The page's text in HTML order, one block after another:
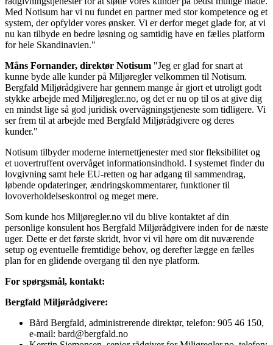
Med Notisum har vi nu fundet en partner med stor kompetence og et
system, der opfylder vores ønsker. Vi er derfor meget glade for, at vi
nu kan tilbyde en bedre løsning og samtidig have en fælles platform
for hele Skandinavien."
Måns Fornander, direktør Notisum "Jeg er glad for snart at
kunne byde alle kunder på Miljøregler velkommen til Notisum.
Bergfald Miljørådgivere har gennem mange år gjort et utroligt godt
stykke arbejde med Miljøregler.no, og det er nu op til os at give dig
en mindst lige så god juridisk overvågningstjeneste som tidligere. Vi
ser frem til at arbejde med Bergfald Miljørådgivere og deres
kunder."
Notisum tilbyder moderne internettjenester med stor fleksibilitet og
et uovertruffent overvåget informationsindhold. I systemet finder du
lovgivning samt hele EU-retten og har adgang til sammendrag,
løbende opdateringer, ændringskommentarer, funktioner til
lovoverholdelseskontrol og meget mere.
Som kunde hos Miljøregler.no vil du blive kontaktet af din
personlige konsulent hos Bergfald Miljørådgivere inden for de næste
uger. Dette er det første skridt, hvor vi vil høre om dit nuværende
setup og eventuelle fremtidige behov, og derefter lægge en fælles
plan for en glidende overgang til den nye platform.
For spørgsmål, kontakt:
Bergfald Miljørådgivere:
Bård Bergfald, administrerende direktør, telefon: 905 46 150,
e-mail: bard@bergfald.no